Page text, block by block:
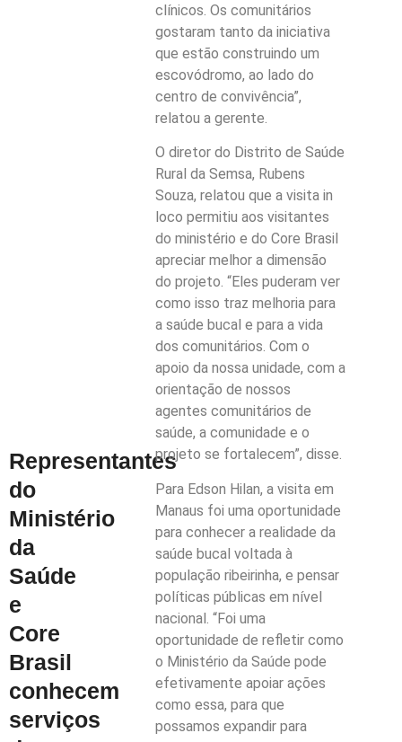
Representantes
do
Ministério
da
Saúde
e
Core
Brasil
conhecem
serviços
clínicos. Os comunitários
gostaram tanto da iniciativa
que estão construindo um
escovódromo, ao lado do
centro de convivência”,
relatou a gerente.
O diretor do Distrito de Saúde
Rural da Semsa, Rubens
Souza, relatou que a visita in
loco permitiu aos visitantes
do ministério e do Core Brasil
apreciar melhor a dimensão
do projeto. “Eles puderam ver
como isso traz melhoria para
a saúde bucal e para a vida
dos comunitários. Com o
apoio da nossa unidade, com a
orientação de nossos
agentes comunitários de
saúde, a comunidade e o
projeto se fortalecem”, disse.
Para Edson Hilan, a visita em
Manaus foi uma oportunidade
para conhecer a realidade da
saúde bucal voltada à
população ribeirinha, e pensar
políticas públicas em nível
nacional. “Foi uma
oportunidade de refletir como
o Ministério da Saúde pode
efetivamente apoiar ações
como essa, para que
possamos expandir para